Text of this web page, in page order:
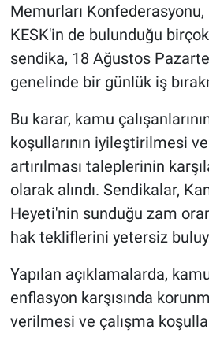
Memurları
KESK'in de bulunduğu
sendika, 18 Ağustos
genelinde bir günlük iş
Bu karar, kamu
koşullarının iyileştirilmesi
artırılması taleplerinin
olarak alındı. Sendikalar,
Heyeti'nin sunduğu zam
hak tekliflerini yetersiz
Yapılan açıklamalarda,
enflasyon karşısında
verilmesi ve çalışma
Haber
İlan
Kimdir
Koronavirüs
Kültür Sanat
Ne demişti
Popüler
Programlar